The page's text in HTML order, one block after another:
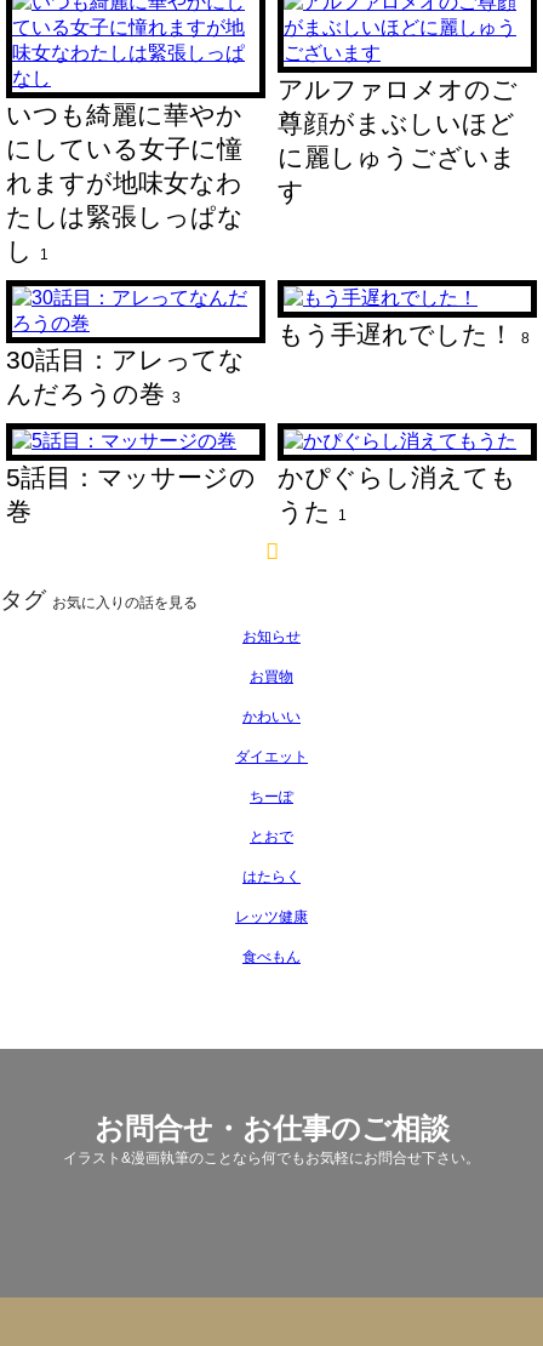
いつも綺麗に華やか
にしている女子に憧
れますが地味女なわ
たしは緊張しっぱな
し
1
アルファロメオのご
尊顔がまぶしいほど
に麗しゅうございま
す
30話目：アレってな
んだろうの巻 3
もう手遅れでした！ 8
5話目：マッサージの
巻
かぴぐらし消えても
うた
1
タグ お気に入りの話を見る
お知らせ
お買物
かわいい
ダイエット
ちーぽ
とおで
はたらく
レッツ健康
食べもん
お問合せ・お仕事のご相談
イラスト&漫画執筆のことなら何でもお気軽にお問合せ下さい。